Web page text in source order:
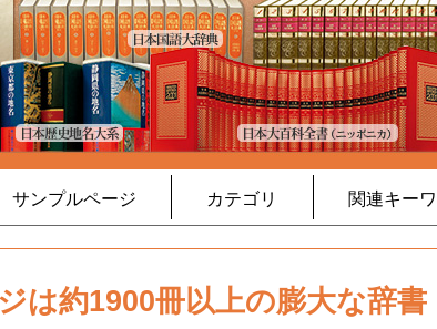
サンプルページ カテゴリ 関連キー
は約1900冊以上の膨大な辞